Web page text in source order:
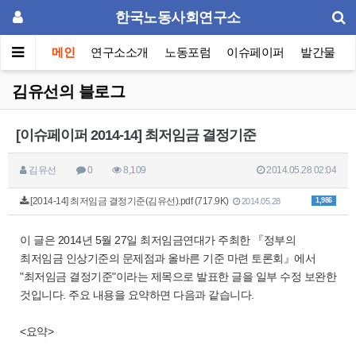
한국노동사회연구소
메인 연구소소개 노동포럼 이슈페이퍼 발간물
김유선의 블로그
[이슈페이퍼 2014-14] 최저임금 결정기준
김유선 0 8,109 2014.05.28 02:04
1,986
[2014-14] 최저임금 결정기준(김유선).pdf (717.9K) 2014.05.28
이 글은 2014년 5월 27일 최저임금연대가 주최한 『정부의
최저임금 인상기준의 문제점과 올바른 기준 마련 토론회』에서
"최저임금 결정기준"이라는 제목으로 발표한 글을 일부 수정 보완한
것입니다. 주요 내용을 요약하면 다음과 같습니다.
<요약>